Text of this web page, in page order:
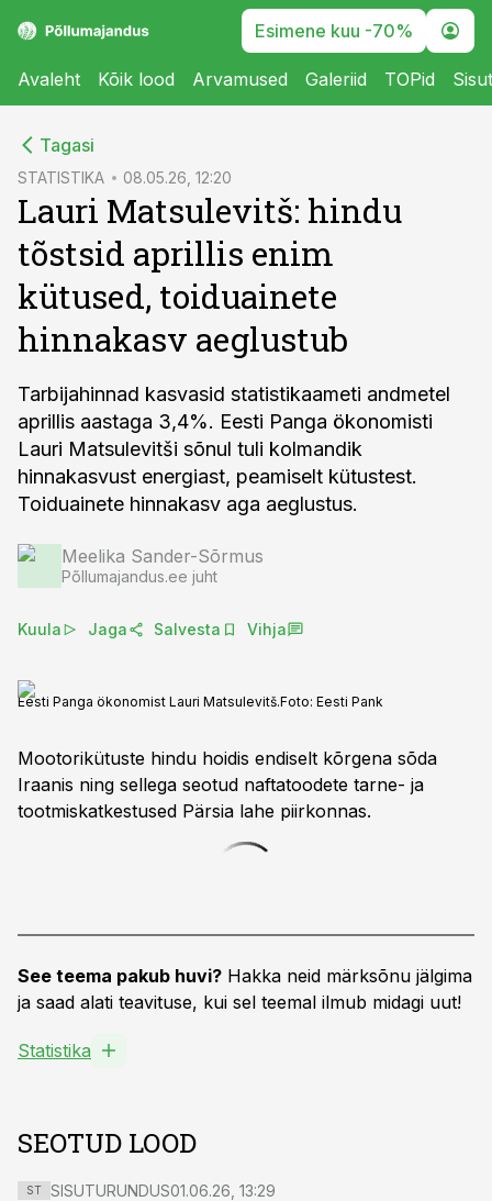
Esimene kuu -70%
Avaleht Kõik lood Arvamused Galeriid TOPid
Tagasi
STATISTIKA 08.05.26, 12:20
Lauri Matsulevitš: hindu
tõstsid aprillis enim
kütused, toiduainete
hinnakasv aeglustub
Tarbijahinnad kasvasid statistikaameti andmetel
aprillis aastaga 3,4%. Eesti Panga ökonomisti
Lauri Matsulevitši sõnul tuli kolmandik
hinnakasvust energiast, peamiselt kütustest.
Toiduainete hinnakasv aga aeglustus.
Meelika Sander-Sõrmus
Põllumajandus.ee juht
Kuula Jaga Salvesta Vihja
Eesti Panga ökonomist Lauri Matsulevitš.Foto: Eesti Pank
Mootorikütuste hindu hoidis endiselt kõrgena sõda
Iraanis ning sellega seotud naftatoodete tarne- ja
tootmiskatkestused Pärsia lahe piirkonnas.
See teema pakub huvi? Hakka neid märksõnu jälgima
ja saad alati teavituse, kui sel teemal ilmub midagi uut!
Statistika
SEOTUD LOOD
ST SISUTURUNDUS01.06.26, 13:29